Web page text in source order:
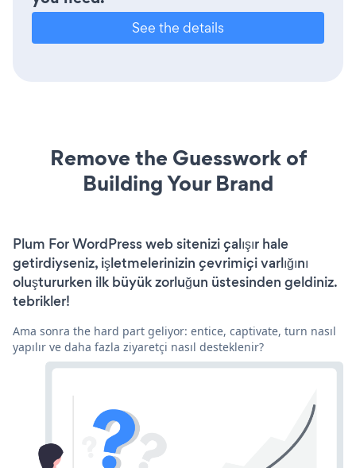
See the details
Remove the Guesswork of
Building Your Brand
Plum For WordPress web sitenizi çalışır hale
getirdiyseniz, işletmelerinizin çevrimiçi varlığını
oluştururken ilk büyük zorluğun üstesinden geldiniz.
tebrikler!
Ama sonra the hard part geliyor: entice, captivate, turn nasıl
yapılır ve daha fazla ziyaretçi nasıl desteklenir?